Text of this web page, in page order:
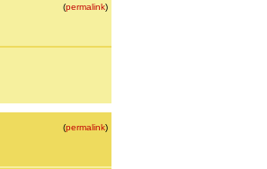
(permalink)
(permalink)